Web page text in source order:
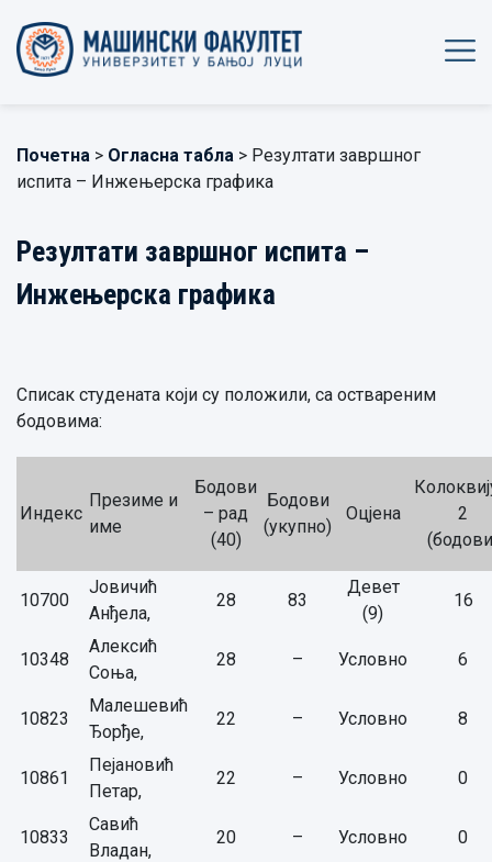
Почетна > Огласна табла > Резултати завршног
испита – Инжењерска графика
Резултати завршног испита –
Инжењерска графика
Списак студената који су положили, са оствареним
бодовима:
Индекс
Презиме и
име
Бодови
– рад
(40)
Бодови
(укупно)
Оцјена
2
10700
Јовичић
Анђела,
28 83
Девет
(9)
16
10348
Алексић
Соња,
28 – Условно 6
10823
Малешевић
Ђорђе,
22 – Условно 8
10861
Пејановић
Петар,
22 – Условно 0
10833
Савић
Владан,
20 – Условно 0